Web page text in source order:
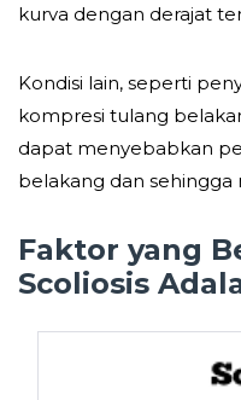
kurva dengan derajat
Kondisi lain, seperti
kompresi tulang
dapat menyebabkan
belakang dan sehingga
Faktor yang
Scoliosis